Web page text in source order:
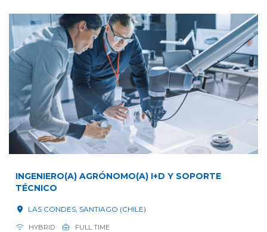
INGENIERO(A) AGRÓNOMO(A) I+D Y SOPORTE
TÉCNICO
LAS CONDES, SANTIAGO (CHILE)
HYBRID FULL TIME